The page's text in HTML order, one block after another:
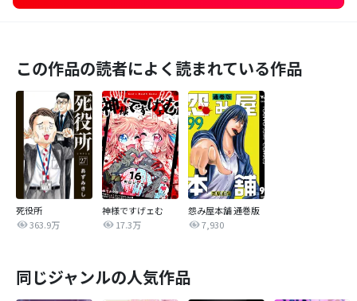
この作品の読者によく読まれている作品
死役所
363.9万
神様ですげェむ
17.3万
怨み屋本舗 通巻版
7,930
同じジャンルの人気作品